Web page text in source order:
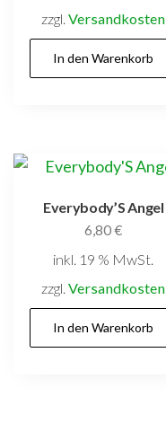
zzgl.Versandkosten
In den Warenkorb
Everybody’S Angel
6,80€
inkl. 19 % MwSt.
zzgl.Versandkosten
In den Warenkorb